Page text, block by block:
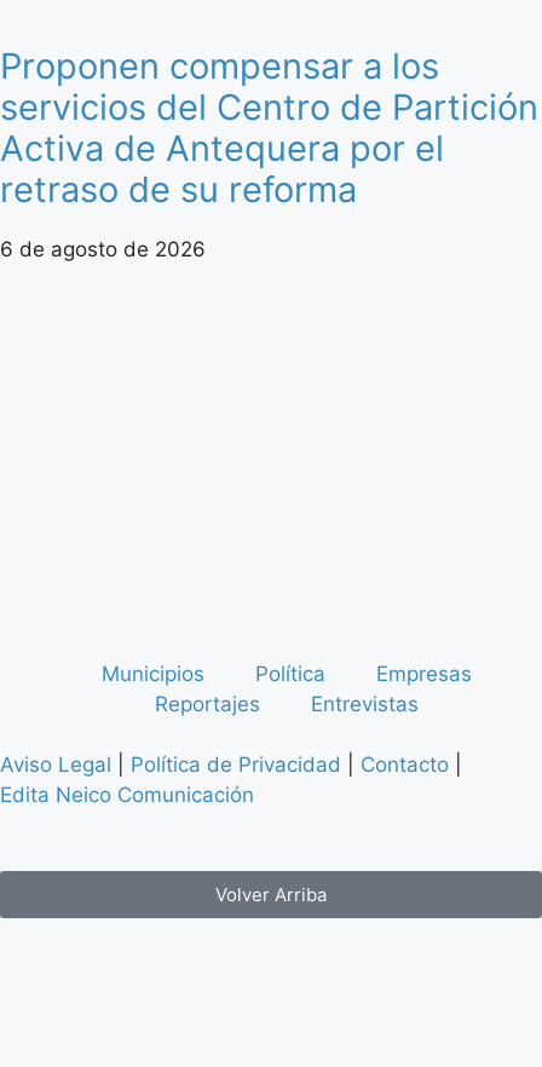
Proponen compensar a los
servicios del Centro de Partición
Activa de Antequera por el
retraso de su reforma
6 de agosto de 2026
Municipios Política
Empresas
Reportajes
Entrevistas
Aviso Legal Política de Privacidad Contacto
Edita Neico Comunicación
Volver Arriba